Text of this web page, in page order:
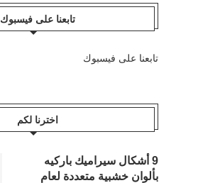
تابعنا على فيسبوك
تابعنا على فيسبوك
اخترنا لكم
9 أشكال سيراميك باركيه
بألوان خشبية متعددة لعام